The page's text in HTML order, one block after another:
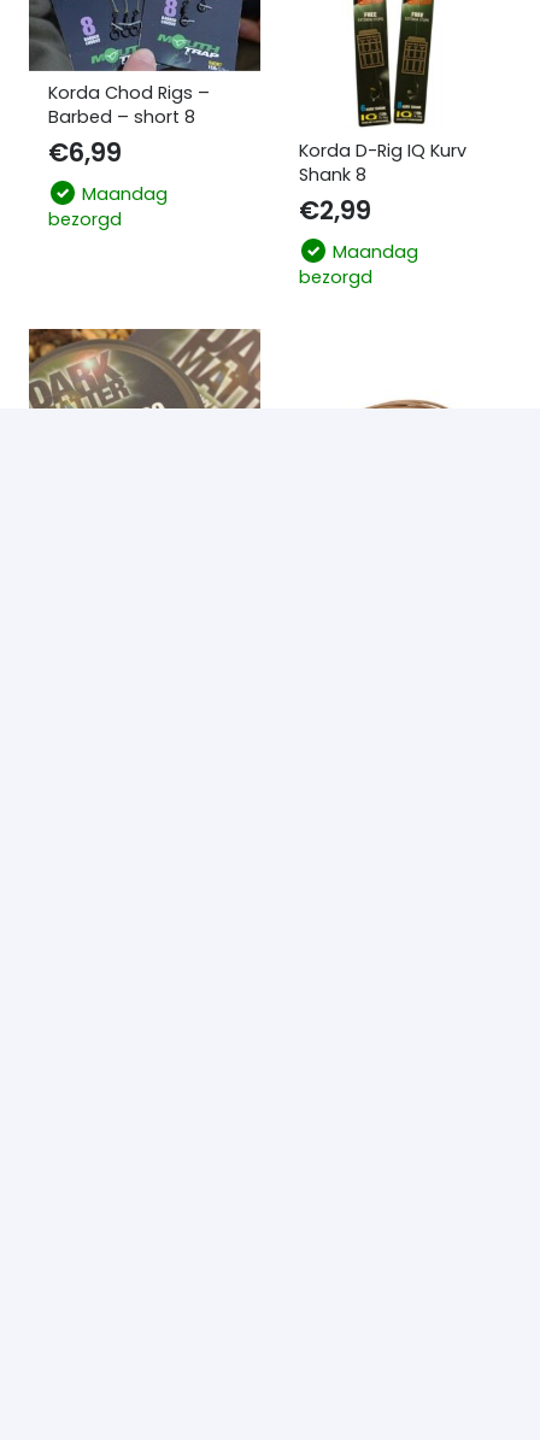
Korda Chod Rigs –
Barbed – short 8
€6,99
Maandag
bezorgd
Korda D-Rig IQ Kurv
Shank 8
€2,99
Maandag
bezorgd